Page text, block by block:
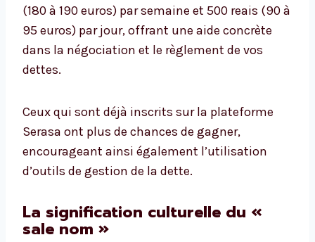
(180 à 190 euros) par semaine et 500 reais (90 à
95 euros) par jour, offrant une aide concrète
dans la négociation et le règlement de vos
dettes.
Ceux qui sont déjà inscrits sur la plateforme
Serasa ont plus de chances de gagner,
encourageant ainsi également l’utilisation
d’outils de gestion de la dette.
La signification culturelle du «
sale nom »